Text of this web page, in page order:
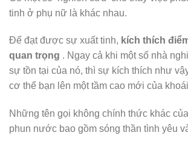
tinh ở phụ nữ là khác nhau.
Để đạt được sự xuất tinh, kích thích
quan trọng . Ngay cả khi một số nhà
sự tồn tại của nó, thì sự kích thích như
cơ thể bạn lên một tầm cao mới của
Những tên gọi không chính thức khác
phun nước bao gồm sóng thần tình yêu